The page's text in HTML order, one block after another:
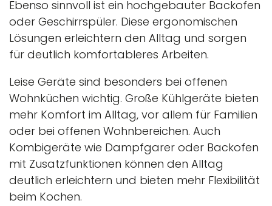
Ebenso sinnvoll ist ein hochgebauter Backofen
oder Geschirrspüler. Diese ergonomischen
Lösungen erleichtern den Alltag und sorgen
für deutlich komfortableres Arbeiten.
Leise Geräte sind besonders bei offenen
Wohnküchen wichtig. Große Kühlgeräte bieten
mehr Komfort im Alltag, vor allem für Familien
oder bei offenen Wohnbereichen. Auch
Kombigeräte wie Dampfgarer oder Backofen
mit Zusatzfunktionen können den Alltag
deutlich erleichtern und bieten mehr Flexibilität
beim Kochen.